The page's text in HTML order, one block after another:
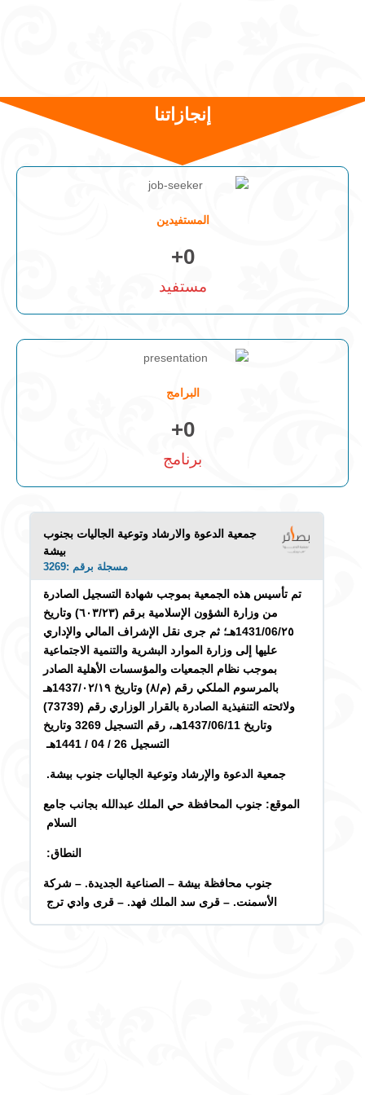
إنجازاتنا
المستفيدين
مستفيد
0
+
البرامج
برنامج
0
+
جمعية الدعوة والارشاد وتوعية الجاليات بجنوب
بيشة
مسجلة برقم :3269
تم تأسيس هذه الجمعية بموجب شهادة التسجيل الصادرة
من وزارة الشؤون الإسلامية برقم (٦٠٣/٢۳)
وتاريخ
1431/06/٢٥هـ؛ ثم جرى نقل الإشراف المالي والإداري
عليها إلى وزارة الموارد البشرية والتنمية الاجتماعية
بموجب نظام الجمعيات والمؤسسات الأهلية الصادر
بالمرسوم الملكي رقم (م/٨) وتاريخ 1437/
۰۲/۱۹
هـ
ولائحته التنفيذية الصادرة بالقرار الوزاري رقم (73739)
وتاريخ 1437/06/11هـ، رقم التسجيل 3269 وتاريخ
التسجيل 26 / 04 / 1441هـ
جمعية الدعوة والإرشاد وتوعية الجاليات جنوب بيشة.
الموقع: جنوب المحافظة حي الملك عبدالله بجانب جامع
السلام
النطاق:
جنوب محافظة بيشة – الصناعية الجديدة. – شركة
الأسمنت. – قرى سد الملك فهد. – قرى وادي ترج